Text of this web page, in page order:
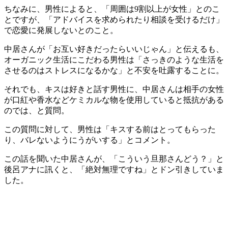
ちなみに、男性によると、「周囲は9割以上が女性」とのこ
とですが、「アドバイスを求められたり相談を受けるだけ」
で恋愛に発展しないとのこと。
中居さんが「お互い好きだったらいいじゃん」と伝えるも、
オーガニック生活にこだわる男性は「さっきのような生活を
させるのはストレスになるかな」と不安を吐露することに。
それでも、キスは好きと話す男性に、中居さんは相手の女性
が口紅や香水などケミカルな物を使用していると抵抗がある
のでは、と質問。
この質問に対して、男性は「キスする前はとってもらった
り、バレないようにうがいする」とコメント。
この話を聞いた中居さんが、「こういう旦那さんどう？」と
後呂アナに訊くと、「絶対無理ですね」とドン引きしていま
した。